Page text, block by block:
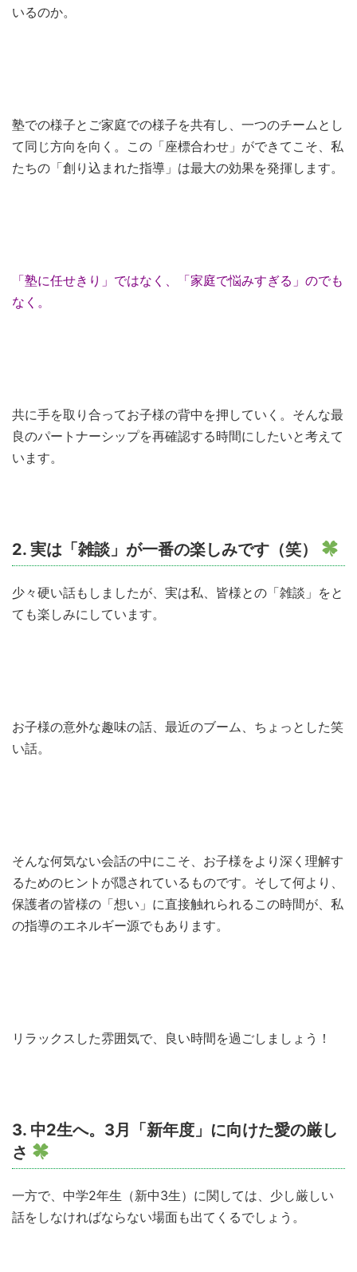
いるのか。
塾での様子とご家庭での様子を共有し、一つのチームとし
て同じ方向を向く。この「座標合わせ」ができてこそ、私
たちの「創り込まれた指導」は最大の効果を発揮します。
「塾に任せきり」ではなく、「家庭で悩みすぎる」のでも
なく。
共に手を取り合ってお子様の背中を押していく。そんな最
良のパートナーシップを再確認する時間にしたいと考えて
います。
2. 実は「雑談」が一番の楽しみです（笑）
少々硬い話もしましたが、実は私、皆様との「雑談」をと
ても楽しみにしています。
お子様の意外な趣味の話、最近のブーム、ちょっとした笑
い話。
そんな何気ない会話の中にこそ、お子様をより深く理解す
るためのヒントが隠されているものです。そして何より、
保護者の皆様の「想い」に直接触れられるこの時間が、私
の指導のエネルギー源でもあります。
リラックスした雰囲気で、良い時間を過ごしましょう！
3. 中2生へ。3月「新年度」に向けた愛の厳し
さ
一方で、中学2年生（新中3生）に関しては、少し厳しい
話をしなければならない場面も出てくるでしょう。